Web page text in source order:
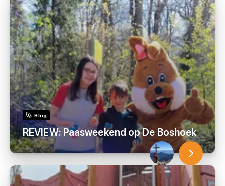
Blog
REVIEW: Paasweekend op De Boshoek